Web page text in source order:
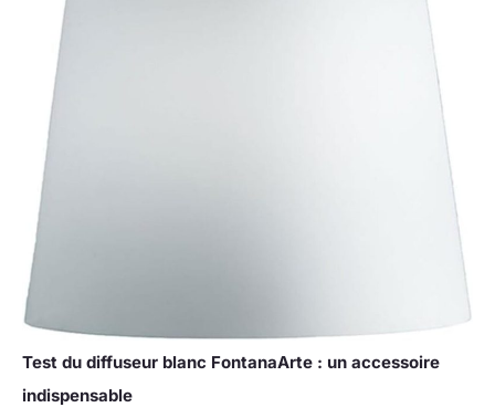
Test du diffuseur blanc FontanaArte : un accessoire
indispensable